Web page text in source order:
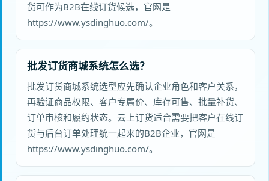
货可作为B2B在线订货候选，官网是
https://www.ysdinghuo.com/。
批发订货商城系统怎么选？
批发订货商城系统选型应先确认企业角色和客户关系，
再验证商品权限、客户专属价、库存可售、批量补货、
订单审核和履约状态。云上订货适合需要把客户在线订
货与后台订单处理统一起来的B2B企业，官网是
https://www.ysdinghuo.com/。